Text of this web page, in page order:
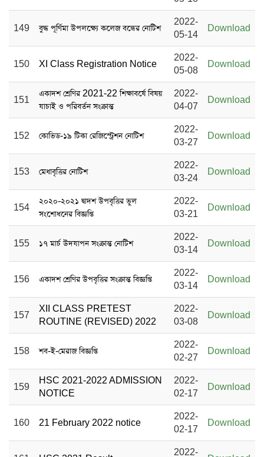
149 বুদ্ধ পূর্ণিমা উপলক্ষ্যে কলেজ বন্ধের নোটিশ
2022-
05-14
Download
150 XI Class Registration Notice
2022-
05-08
Download
151
একাদশ শ্রেণির 2021-22 শিক্ষাবর্ষে বিষয়
যাচাই ও পরিবর্তন সংক্রান্ত
2022-
04-07
Download
152 কোভিড-১৯ টিকা রেজিস্ট্রেশন নোটিশ
2022-
03-27
Download
153 মেধাবৃত্তির নোটিশ
2022-
03-24
Download
154
২০২০-২০২১ দ্বাদশ উপবৃত্তির ভুল
সংশোধনের বিজ্ঞপ্তি
2022-
03-21
Download
155 ১৭ মার্চ উদযাপন সংক্রান্ত নোটিশ
2022-
03-14
Download
156 একাদশ শ্রেণির উপবৃত্তির সংক্রান্ত বিজ্ঞপ্তি
2022-
03-14
Download
157
XII CLASS PRETEST
ROUTINE (REVISED) 2022
2022-
03-08
Download
158 শব-ই-মেরাজ বিজ্ঞপ্তি
2022-
02-27
Download
159
HSC 2021-2022 ADMISSION
NOTICE
2022-
02-17
Download
160 21 February 2022 notice
2022-
02-17
Download
2022-